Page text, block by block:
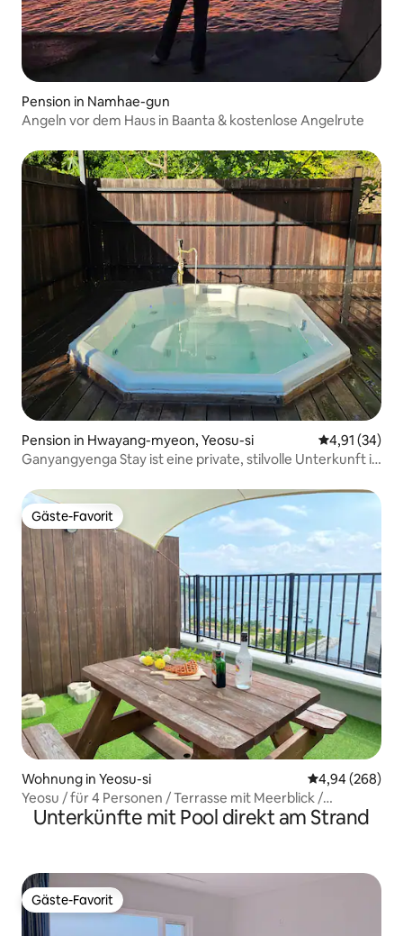
Pension in Namhae-gun
Angeln vor dem Haus in Baanta & kostenlose Angelrute
Pension in Hwayang-myeon, Yeosu-si
4,91 (34)
Ganyangyenga Stay ist eine private, stilvolle Unterkunft in
einem Team genutzt werden kann.
Gäste-Favorit
Gäste-Favorit
Wohnung in Yeosu-si
4,94 (268)
Yeosu / für 4 Personen / Terrasse mit Meerblick /
Wuncheon / Hundebegleitung
Unterkünfte mit Pool direkt am Strand
Gäste-Favorit
Gäste-Favorit